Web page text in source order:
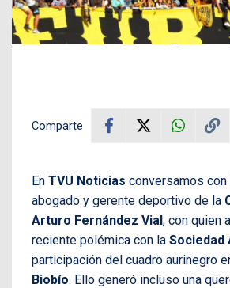
Comparte
En TVU Noticias conversamos con
abogado y gerente deportivo de la
Arturo Fernández Vial, con quien
reciente polémica con la Sociedad
participación del cuadro aurinegro
Biobío. Ello generó incluso una